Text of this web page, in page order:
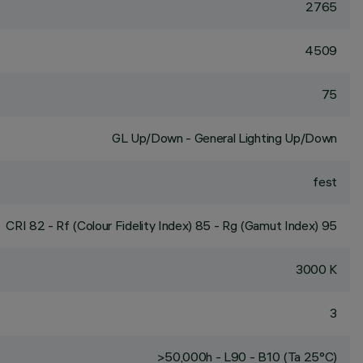
2765
4509
75
GL Up/Down - General Lighting Up/Down
fest
CRI 82 - Rf (Colour Fidelity Index) 85 - Rg (Gamut Index) 95
3000 K
3
>50,000h - L90 - B10 (Ta 25°C)